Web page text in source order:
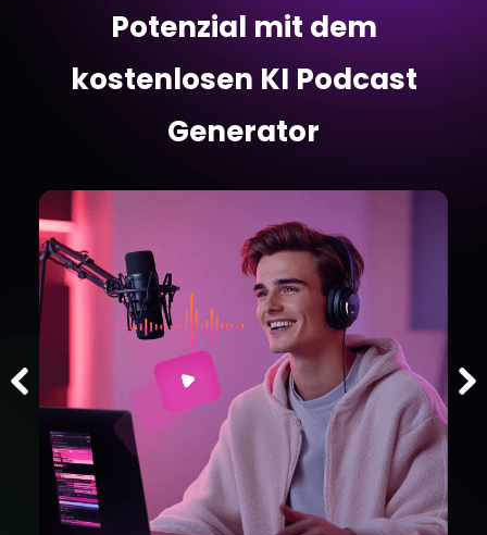
Potenzial mit dem
kostenlosen KI Podcast
Generator